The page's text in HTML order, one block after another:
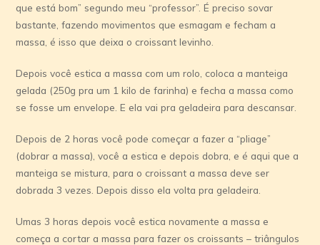
que está bom” segundo meu “professor”. É preciso sovar
bastante, fazendo movimentos que esmagam e fecham a
massa, é isso que deixa o croissant levinho.
Depois você estica a massa com um rolo, coloca a manteiga
gelada (250g pra um 1 kilo de farinha) e fecha a massa como
se fosse um envelope. E ela vai pra geladeira para descansar.
Depois de 2 horas você pode começar a fazer a “pliage”
(dobrar a massa), você a estica e depois dobra, e é aqui que a
manteiga se mistura, para o croissant a massa deve ser
dobrada 3 vezes. Depois disso ela volta pra geladeira.
Umas 3 horas depois você estica novamente a massa e
começa a cortar a massa para fazer os croissants – triângulos